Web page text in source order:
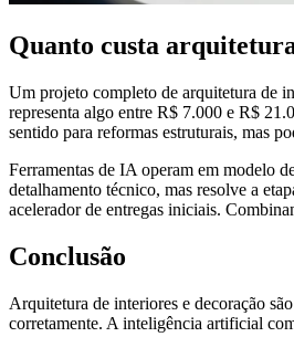
Quanto custa
Um projeto completo de arquitetura de
representa algo entre R$ 7.000 e R$
sentido para reformas estruturais, mas
Ferramentas de IA operam em modelo
detalhamento técnico, mas resolve a
acelerador de entregas iniciais.
Conclusão
Arquitetura de interiores e decoração
corretamente. A inteligência artificial